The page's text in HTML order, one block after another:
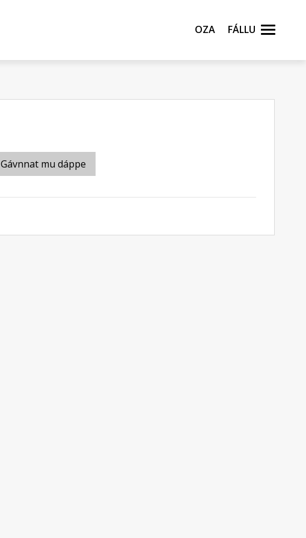
Oza
Fállu
Gávnnat mu dáppe